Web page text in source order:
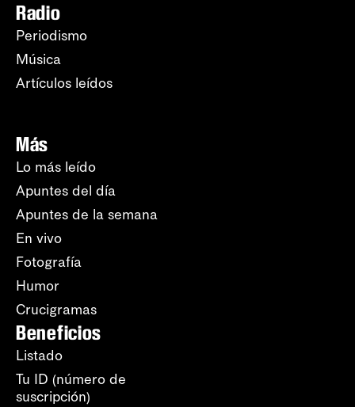
Radio
Periodismo
Música
Artículos leídos
Más
Lo más leído
Apuntes del día
Apuntes de la semana
En vivo
Fotografía
Humor
Crucigramas
Beneficios
Listado
Tu ID (número de
suscripción)